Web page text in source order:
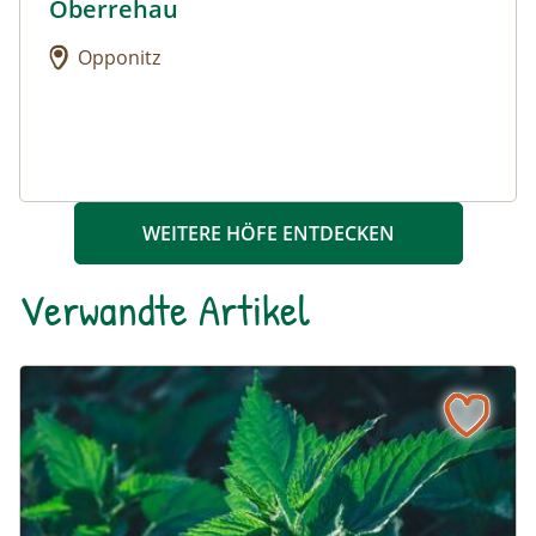
Urlaub am Bauernhof: Oberrehau
Oberrehau
Opponitz
WEITERE HÖFE ENTDECKEN
Verwandte Artikel
Die Brennnessel – Kratzbürstige Perle im Garten